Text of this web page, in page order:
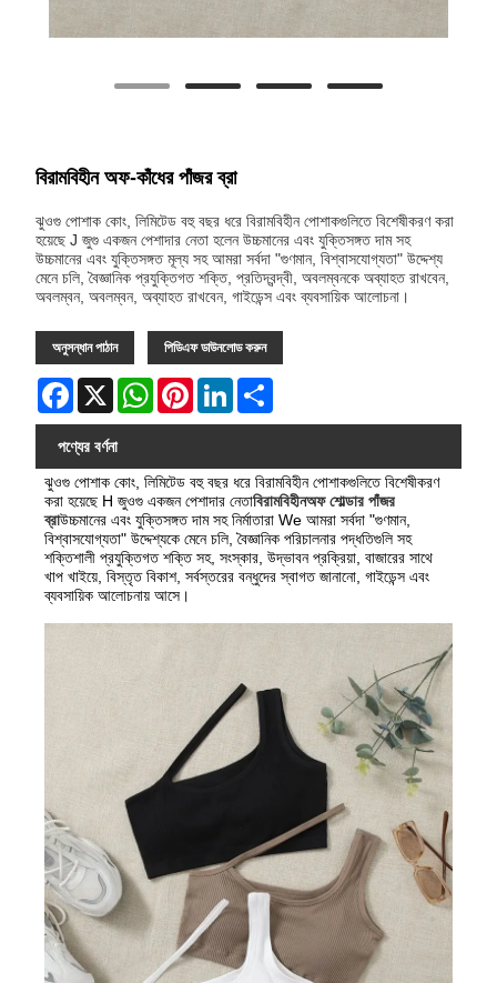
বিরামবিহীন অফ-কাঁধের পাঁজর ব্রা
ঝুওগু পোশাক কোং, লিমিটেড বহু বছর ধরে বিরামবিহীন পোশাকগুলিতে বিশেষীকরণ করা
হয়েছে J জুগু একজন পেশাদার নেতা হলেন উচ্চমানের এবং যুক্তিসঙ্গত দাম সহ
উচ্চমানের এবং যুক্তিসঙ্গত মূল্য সহ আমরা সর্বদা "গুণমান, বিশ্বাসযোগ্যতা" উদ্দেশ্য
মেনে চলি, বৈজ্ঞানিক প্রযুক্তিগত শক্তি, প্রতিদ্বন্দ্বী, অবলম্বনকে অব্যাহত রাখবেন,
অবলম্বন, অবলম্বন, অব্যাহত রাখবেন, গাইডেন্স এবং ব্যবসায়িক আলোচনা।
অনুসন্ধান পাঠান পিডিএফ ডাউনলোড করুন
Facebook
X WhatsAppPinterestLinkedIn
পণ্যের বর্ণনা
ঝুওগু পোশাক কোং, লিমিটেড বহু বছর ধরে বিরামবিহীন পোশাকগুলিতে বিশেষীকরণ
করা হয়েছে H জুওগু একজন পেশাদার নেতাবিরামবিহীনঅফ শোল্ডার পাঁজর
ব্রাউচ্চমানের এবং যুক্তিসঙ্গত দাম সহ নির্মাতারা We আমরা সর্বদা "গুণমান,
বিশ্বাসযোগ্যতা" উদ্দেশ্যকে মেনে চলি, বৈজ্ঞানিক পরিচালনার পদ্ধতিগুলি সহ
শক্তিশালী প্রযুক্তিগত শক্তি সহ, সংস্কার, উদ্ভাবন প্রক্রিয়া, বাজারের সাথে
খাপ খাইয়ে, বিস্তৃত বিকাশ, সর্বস্তরের বন্ধুদের স্বাগত জানানো, গাইডেন্স এবং
ব্যবসায়িক আলোচনায় আসে।